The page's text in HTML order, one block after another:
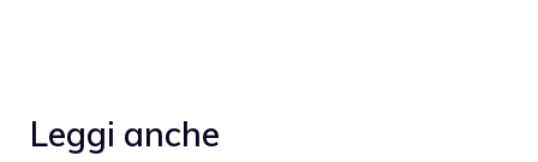
Leggi anche